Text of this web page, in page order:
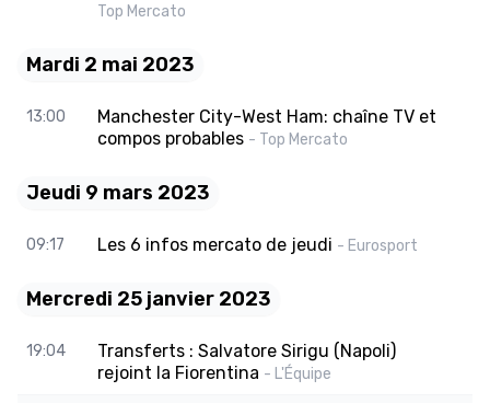
Top Mercato
Mardi 2 mai 2023
13:00
Manchester City-West Ham: chaîne TV et
compos probables - Top Mercato
Jeudi 9 mars 2023
09:17 Les 6 infos mercato de jeudi - Eurosport
Mercredi 25 janvier 2023
19:04
Transferts : Salvatore Sirigu (Napoli)
rejoint la Fiorentina - L'Équipe